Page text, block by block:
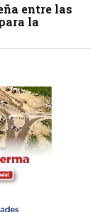
entre las
la